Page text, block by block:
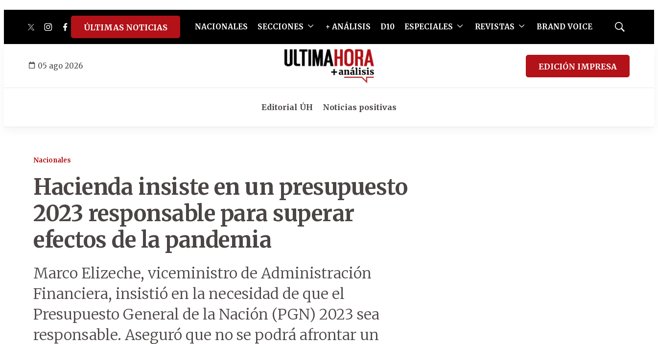
twitterinstagram
facebook
tiktokyoutube
spotify
ÚLTIMAS NOTICIAS NACIONALES SECCIONES + ANÁLISIS D10 ESPECIALES REVISTAS BRAND VOICE
Mostrar
05 ago 2026 EDICIÓN IMPRESA
Editorial ÚH Noticias positivas
Nacionales
Hacienda insiste en un presupuesto
2023 responsable para superar
efectos de la pandemia
Marco Elizeche, viceministro de Administración
Financiera, insistió en la necesidad de que el
Presupuesto General de la Nación (PGN) 2023 sea
responsable. Aseguró que no se podrá afrontar un